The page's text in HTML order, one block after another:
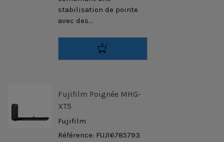
stabilisation de pointe
avec des...
Fujifilm Poignée MHG-
XT5
Fujifilm
Référence: FUJ16785793